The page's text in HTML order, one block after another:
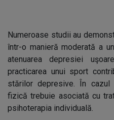
Numeroase studii au
într-o manieră moderată a
atenuarea depresiei
practicarea unui sport
stărilor depresive. În cazul
fizică trebuie asociată cu
psihoterapia individuală.